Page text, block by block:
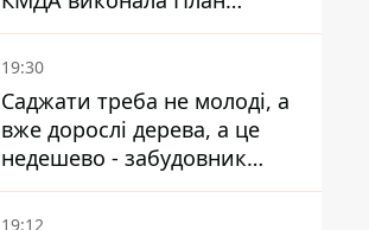
стійкості на 20%
19:30
Саджати треба не молоді, а
вже дорослі дерева, а це
недешево - забудовник
Ніконов
19:12